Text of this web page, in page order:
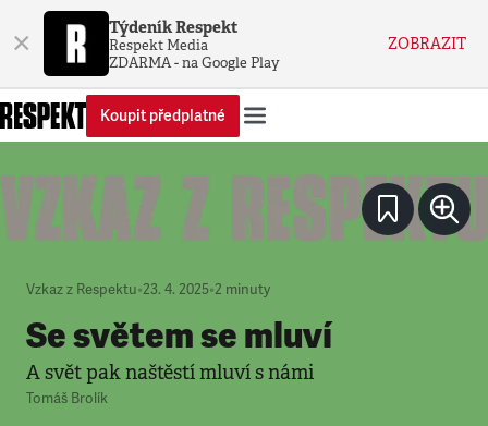
× Týdeník Respekt
Respekt Media
ZDARMA - na Google Play
ZOBRAZIT
Koupit předplatné
Vzkaz z Respektu•23. 4. 2025•2 minuty
Se světem se mluví
A svět pak naštěstí mluví s námi
Tomáš Brolík